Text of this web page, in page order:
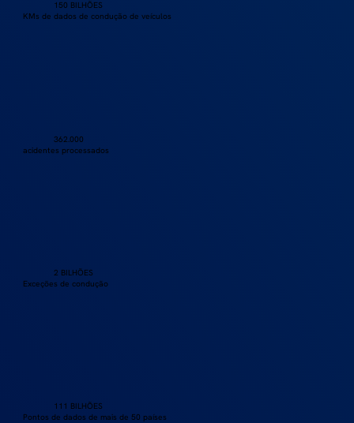
150 BILHÕES
KMs de dados de condução de veículos
362.000
acidentes processados
2 BILHÕES
Exceções de condução
111 BILHÕES
Pontos de dados de mais de 50 países